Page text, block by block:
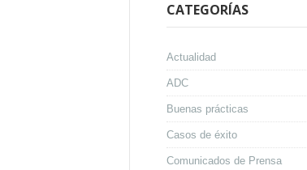
CATEGORÍAS
Actualidad
ADC
Buenas prácticas
Casos de éxito
Comunicados de Prensa